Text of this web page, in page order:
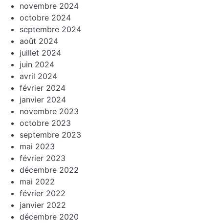
novembre 2024
octobre 2024
septembre 2024
août 2024
juillet 2024
juin 2024
avril 2024
février 2024
janvier 2024
novembre 2023
octobre 2023
septembre 2023
mai 2023
février 2023
décembre 2022
mai 2022
février 2022
janvier 2022
décembre 2020